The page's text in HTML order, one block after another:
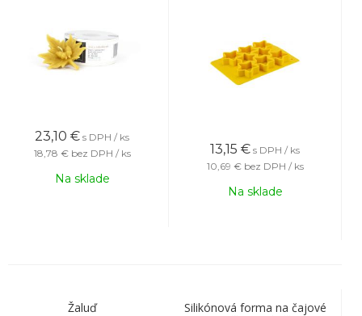
23,10 € s DPH / ks
18,78 € bez DPH / ks
Na sklade
13,15 € s DPH / ks
10,69 € bez DPH / ks
Na sklade
Žaluď
Silikónová forma na čajové